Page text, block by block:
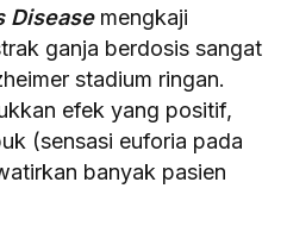
Diseasemengkaji
ganja berdosis sangat
stadium ringan.
efek yang positif,
(sensasi euforia pada
banyak pasien